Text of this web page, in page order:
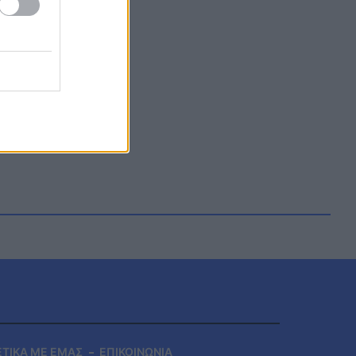
ΜΕ ΕΜΑΣ ΕΠΙΚΟΙΝΩΝΙΑ